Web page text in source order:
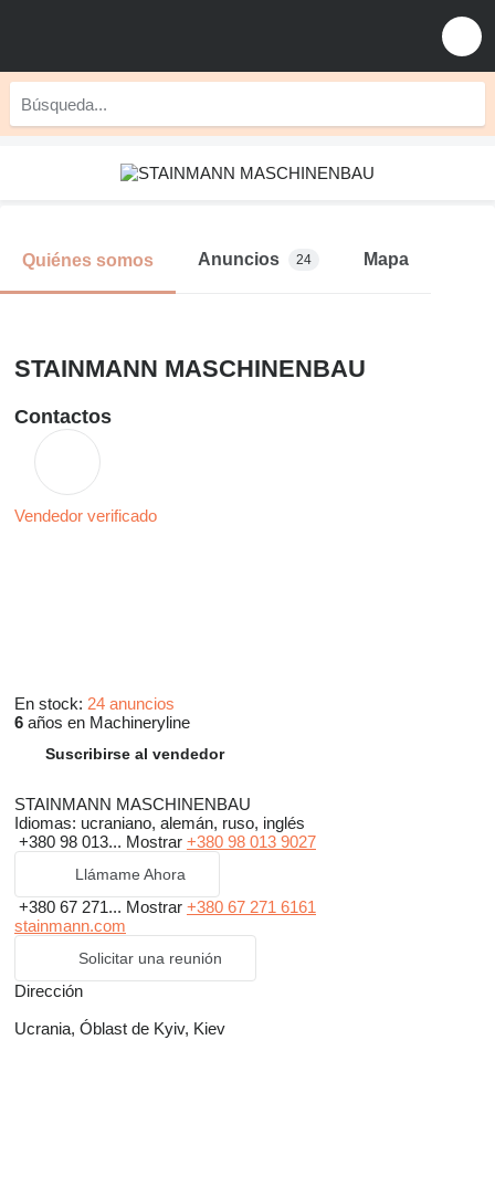
Quiénes somos Anuncios 24 Mapa
STAINMANN MASCHINENBAU
Contactos
Vendedor verificado
En stock: 24 anuncios
6 años en Machineryline
Suscribirse al vendedor
STAINMANN MASCHINENBAU
Idiomas: ucraniano, alemán, ruso, inglés
+380 98 013... Mostrar +380 98 013 9027
Llámame Ahora
+380 67 271... Mostrar +380 67 271 6161
stainmann.com
Solicitar una reunión
Dirección
Ucrania, Óblast de Kyiv, Kiev